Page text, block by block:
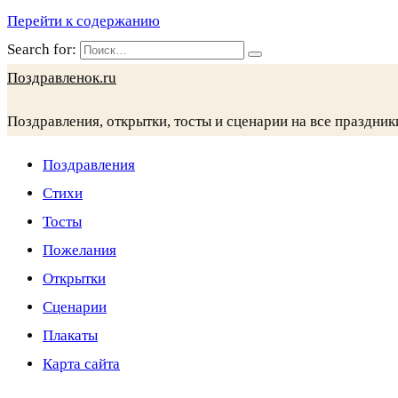
Перейти к содержанию
Search for:
Поздравленок.ru
Поздравления, открытки, тосты и сценарии на все
Поздравления
Стихи
Тосты
Пожелания
Открытки
Сценарии
Плакаты
Карта сайта